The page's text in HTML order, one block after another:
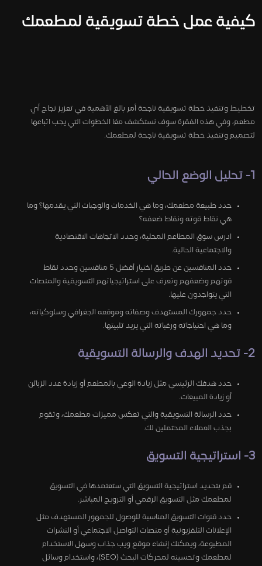
كيفية عمل خطة تسويقية لمطعمك
تخطيط وتنفيذ خطة تسويقية ناجحة أمر بالغ الأهمية في تعزيز نجاح أي
مطعم، وفي هذه الفقرة سوف نستكشف معًا الخطوات التي يجب اتباعها
لتصميم وتنفيذ خطة تسويقية ناجحة لمطعمك.
1- تحليل الوضع الحالي
حدد طبيعة مطعمك، وما هي الخدمات والوجبات التي يقدمها؟ وما
هي نقاط قوته ونقاط ضعفه؟
ادرس سوق المطاعم المحلية، وحدد الاتجاهات الاقتصادية
والاجتماعية الحالية.
حدد المنافسين عن طريق اختيار أفضل 5 منافسين وحدد نقاط
قوتهم وضعفهم وتعرف على استراتيجياتهم التسويقية والمنصات
التي يتواجدون عليها.
حدد جمهورك المستهدف وصفاته وموقعه الجغرافي وسلوكياته،
وما هي احتياجاته ورغباته التي يريد تلبيتها.
2- تحديد الهدف والرسالة التسويقية
حدد هدفك الرئيسي مثل زيادة الوعي بالمطعم أو زيادة عدد الزبائن
أو زيادة المبيعات.
حدد الرسالة التسويقية والتي تعكس مميزات مطعمك، وتقوم
بجذب العملاء المحتملين لك.
3- استراتيجية التسويق
قم بتحديد استراتيجية التسويق التي ستعتمدها في التسويق
لمطعمك مثل التسويق الرقمي أو الترويج المباشر.
حدد قنوات التسويق المناسبة للوصول للجمهور المستهدف مثل
الإعلانات التلفزيونية أو منصات التواصل الاجتماعي أو النشرات
المطبوعة، ويمكنك إنشاء موقع ويب جذاب وسهل الاستخدام
لمطعمك وتحسينه لمحركات البحث (SEO)، واستخدام وسائل